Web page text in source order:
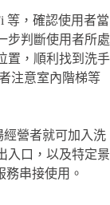
等，確認使用者當
步判斷使用者所處
置，順利找到洗手
注意室內階梯等
經營者就可加入洗
入口，以及特定景
務串接使用。